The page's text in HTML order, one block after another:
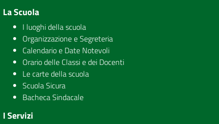
La Scuola
I luoghi della scuola
Organizzazione e Segreteria
Calendario e Date Notevoli
Orario delle Classi e dei Docenti
Le carte della scuola
Scuola Sicura
Bacheca Sindacale
I Servizi